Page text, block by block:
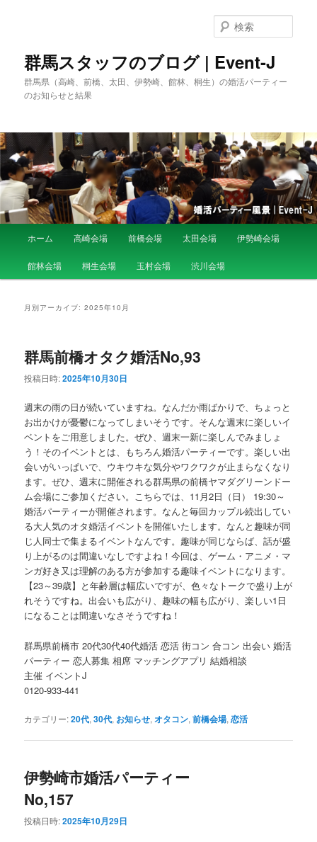
群馬スタッフのブログ | Event-J
群馬県（高崎、前橋、太田、伊勢崎、館林、桐生）の婚活パーティー
のお知らせと結果
索
メ
メ
イ
ン
ン
ツ
へ
移
動
サ
ブ
テ
ツ
へ
移
動
ホーム 高崎会場 前橋会場 太田会場 伊勢崎会場
館林会場 桐生会場 玉村会場 渋川会場
月別アーカイブ:2025年10月
群馬前橋オタク婚活No,93
投稿日時:2025年10月30日
週末の雨の日が続いていますね。なんだか雨ばかりで、ちょっと
お出かけが憂鬱になってしまいそうです。そんな週末に楽しいイ
ベントをご用意しました。ぜひ、週末一新に楽しんでみましょ
う！そのイベントとは、もちろん婚活パーティーです。楽しい出
会いがいっぱいで、ウキウキな気分やワクワクが止まらなくなり
ます。ぜひ、週末に開催される群馬県の前橋ヤマダグリーンドー
ム会場にご参加ください。こちらでは、11月2日（日） 19:30～
婚活パーティーが開催されます。なんと毎回カップル続出してい
る大人気のオタ婚活イベントを開催いたします。なんと趣味が同
じ人同士で集まるイベントなんです。趣味が同じならば、話が盛
り上がるのは間違いなしですよね！今回は、ゲーム・アニメ・マ
ンガ好き又は理解のある方が参加する趣味イベントになります。
【23～39歳】と年齢層は幅広いですが、色々なトークで盛り上が
れそうですね。出会いも広がり、趣味の幅も広がり、楽しい1日
になることは間違いなさそうですね！
群馬県前橋市 20代30代40代婚活 恋活 街コン 合コン 出会い 婚活
パーティー 恋人募集 相席 マッチングアプリ 結婚相談
主催 イベントJ
0120-933-441
カテゴリー:20代,30代, お知らせ,オタコン,前橋会場,恋活
伊勢崎市婚活パーティー
No,157
投稿日時:2025年10月29日